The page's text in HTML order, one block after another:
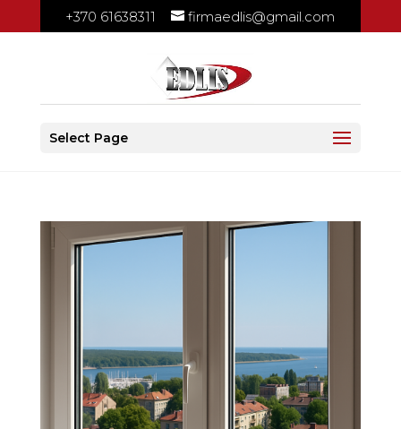
+370 61638311 firmaedlis@gmail.com
Select Page